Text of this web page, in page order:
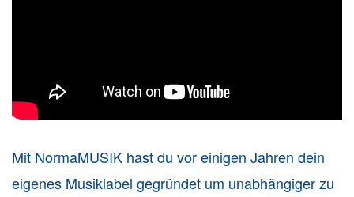
Mit NormaMUSIK hast du vor einigen Jahren dein
eigenes Musiklabel gegründet um unabhängiger zu